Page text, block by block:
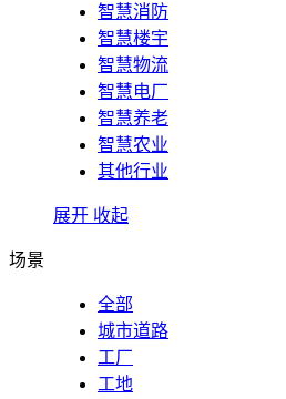
智慧消防
智慧楼宇
智慧物流
智慧电厂
智慧养老
智慧农业
其他行业
展开 收起
场景
全部
城市道路
工厂
工地